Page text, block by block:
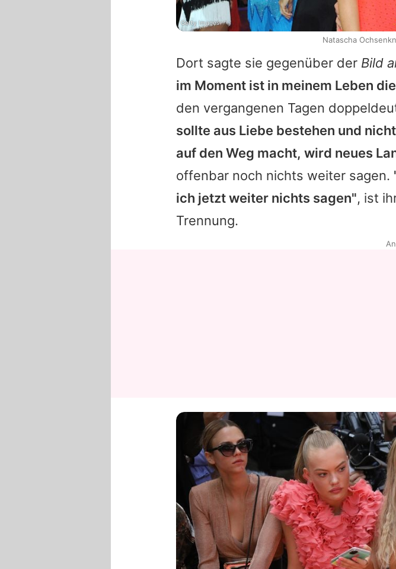
Dort sagte sie gegenüber der Bild
im Moment ist in meinem Leben
den vergangenen Tagen
sollte aus Liebe bestehen und
auf den Weg macht, wird neues
offenbar noch nichts weiter sagen.
ich jetzt weiter nichts sagen", ist
Trennung.
Getty Images
Natascha